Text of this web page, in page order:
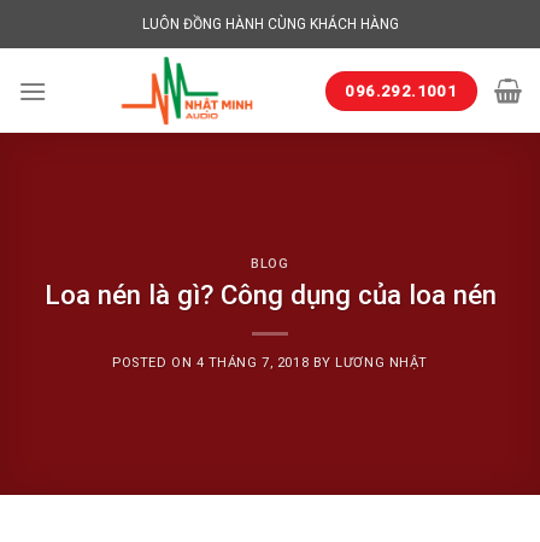
to
LUÔN ĐỒNG HÀNH CÙNG KHÁCH HÀNG
096.292.1001
BLOG
Loa nén là gì? Công dụng của loa nén
POSTED ON 4 THÁNG 7, 2018 BY LƯƠNG NHẬT